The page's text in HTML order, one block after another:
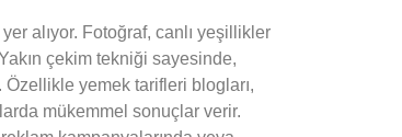
alıyor. Fotoğraf, canlı yeşillikler
çekim tekniği sayesinde,
Özellikle yemek tarifleri blogları,
mükemmel sonuçlar verir.